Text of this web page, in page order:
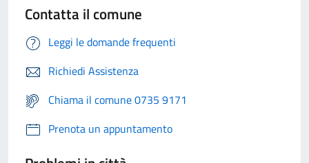
Contatta il comune
Leggi le domande frequenti
Richiedi Assistenza
Chiama il comune 0735 9171
Prenota un appuntamento